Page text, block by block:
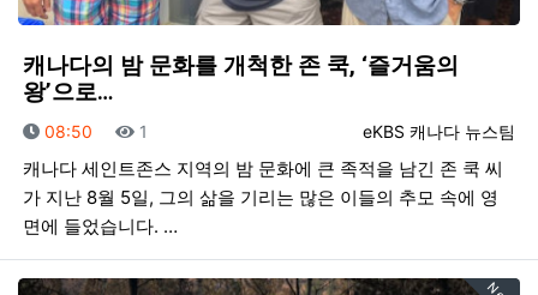
캐나다의 밤 문화를 개척한 존 쿡, ‘즐거움의
왕’으로…
등록자
eKBS 캐나다 뉴스팀
등록일
08:50 조회
1
캐나다 세인트존스 지역의 밤 문화에 큰 족적을 남긴 존 쿡 씨
가 지난 8월 5일, 그의 삶을 기리는 많은 이들의 추모 속에 영
면에 들었습니다. …